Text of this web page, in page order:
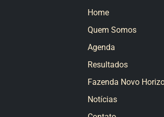
Home
Quem Somos
Agenda
Resultados
Fazenda Novo
Notícias